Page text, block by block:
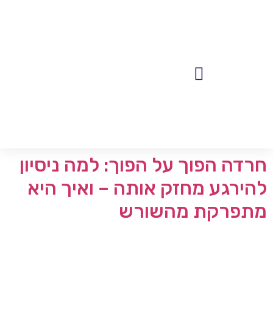
חרדה הפוך על הפוך: למה ניסיון
להירגע מחזק אותה – ואיך היא
מתפרקת מהשורש